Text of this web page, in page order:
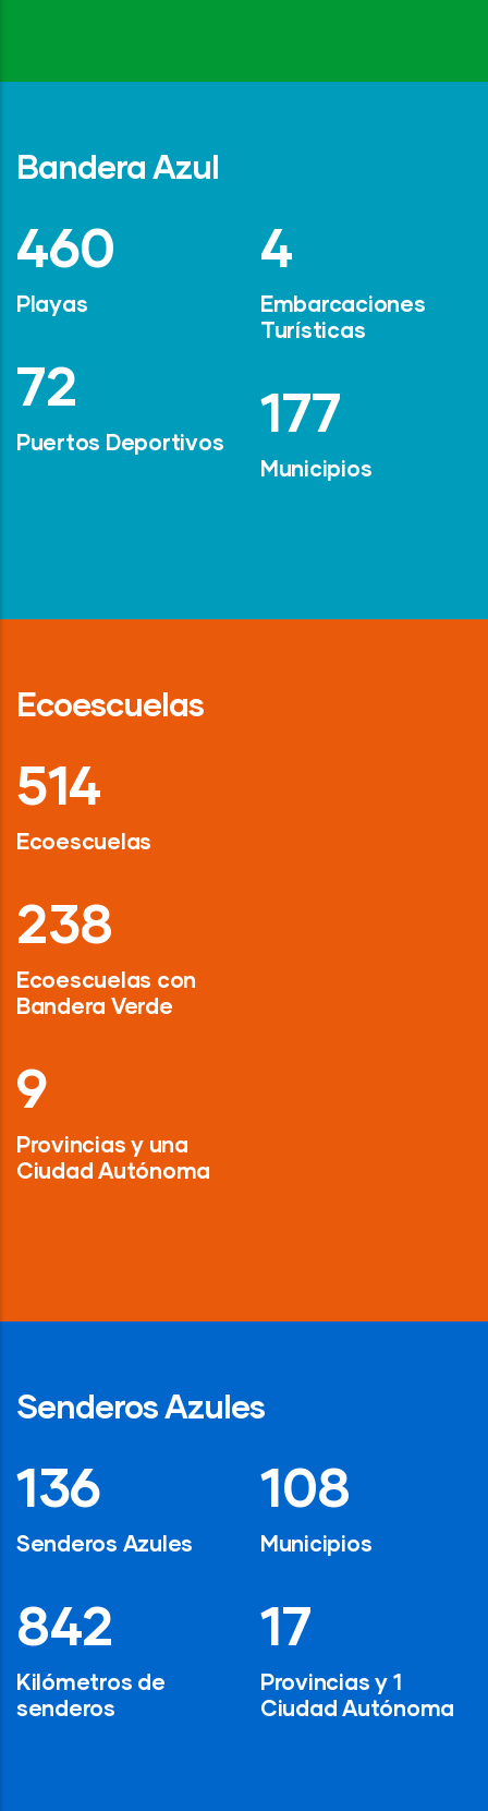
Bandera Azul
642
Playas
101
Puertos Deportivos
6
Embarcaciones
Turísticas
247
Municipios
Ecoescuelas
718
Ecoescuelas
326
Ecoescuelas con
Bandera Verde
13
Provincias y una
Ciudad Autónoma
Senderos Azules
194
Senderos Azules
1,200
Kilómetros de
senderos
154
Municipios
24
Provincias y 1
Ciudad Autónoma